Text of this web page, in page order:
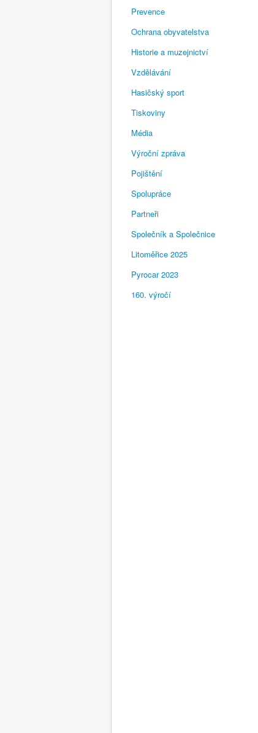
Prevence
Ochrana obyvatelstva
Historie a muzejnictví
Vzdělávání
Hasičský sport
Tiskoviny
Média
Výroční zpráva
Pojištění
Spolupráce
Partneři
Společník a Společnice
Litoměřice 2025
Pyrocar 2023
160. výročí